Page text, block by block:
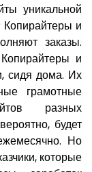
уникальной
Копирайтеры и
заказы.
и
сидя дома. Их
грамотные
разных
будет
Но
которые